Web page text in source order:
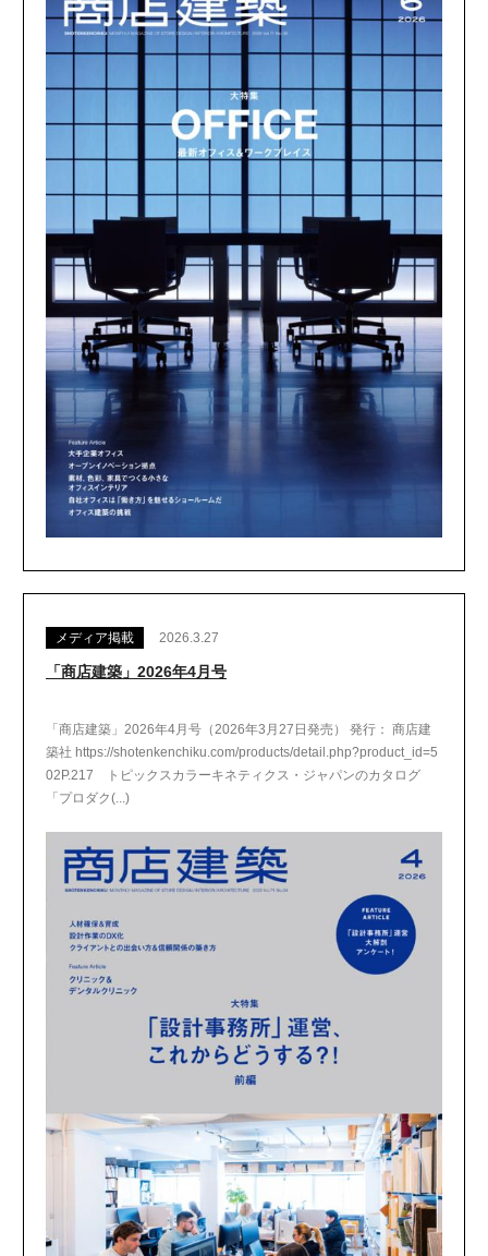
メディア掲載 2026.3.27
「商店建築」2026年4月号
「商店建築」2026年4月号（2026年3月27日発売） 発行： 商店建
築社 https://shotenkenchiku.com/products/detail.php?product_id=5
02P.217 トピックスカラーキネティクス・ジャパンのカタログ
「プロダク(...)